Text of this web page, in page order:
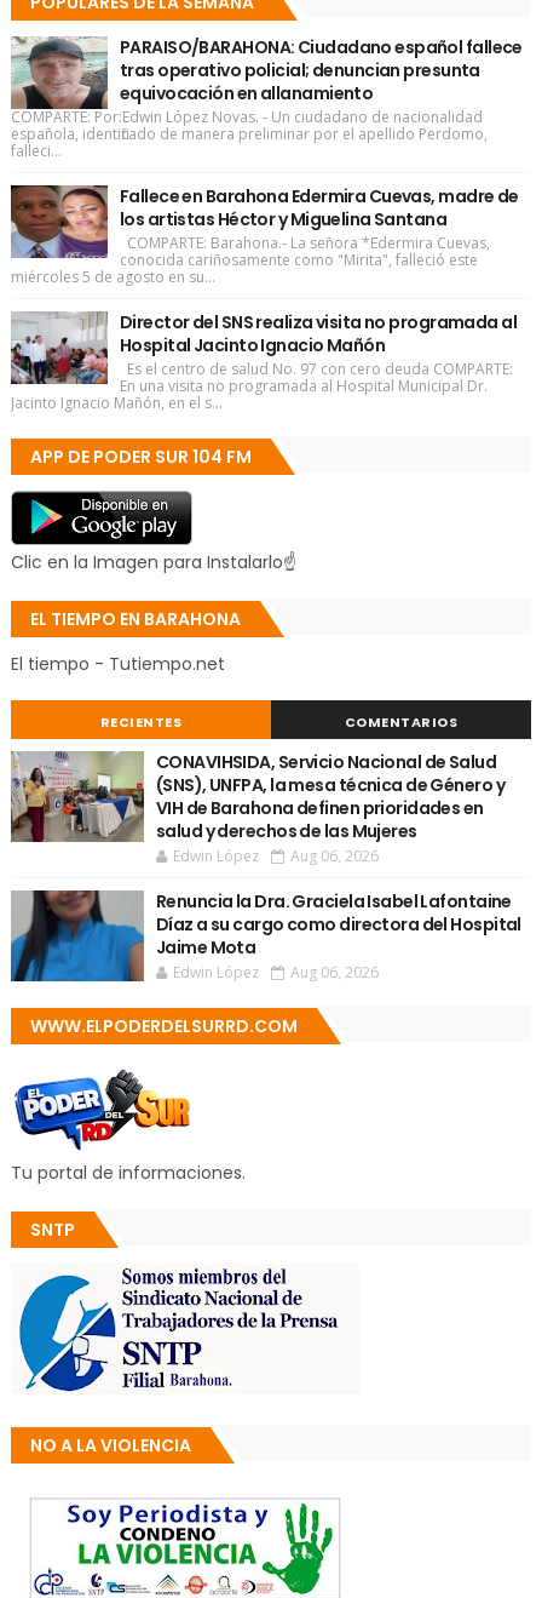
PARAISO/BARAHONA: Ciudadano español fallece
tras operativo policial; denuncian presunta
equivocación en allanamiento
COMPARTE: Por:Edwin López Novas. - Un ciudadano de nacionalidad
española, identificado de manera preliminar por el apellido Perdomo,
falleci...
Fallece en Barahona Edermira Cuevas, madre de
los artistas Héctor y Miguelina Santana
COMPARTE: Barahona.- La señora *Edermira Cuevas,
conocida cariñosamente como "Mirita", falleció este
miércoles 5 de agosto en su...
Director del SNS realiza visita no programada al
Hospital Jacinto Ignacio Mañón
Es el centro de salud No. 97 con cero deuda COMPARTE:
En una visita no programada al Hospital Municipal Dr.
Jacinto Ignacio Mañón, en el s...
APP DE PODER SUR 104 FM
Clic en la Imagen para Instalarlo☝
EL TIEMPO EN BARAHONA
El tiempo - Tutiempo.net
RECIENTES COMENTARIOS
CONAVIHSIDA, Servicio Nacional de Salud
(SNS), UNFPA, la mesa técnica de Género y
VIH de Barahona definen prioridades en
salud y derechos de las Mujeres
Edwin López Aug 06, 2026
Renuncia la Dra. Graciela Isabel Lafontaine
Díaz a su cargo como directora del Hospital
Jaime Mota
Edwin López Aug 06, 2026
WWW.ELPODERDELSURRD.COM
Tu portal de informaciones.
SNTP
NO A LA VIOLENCIA